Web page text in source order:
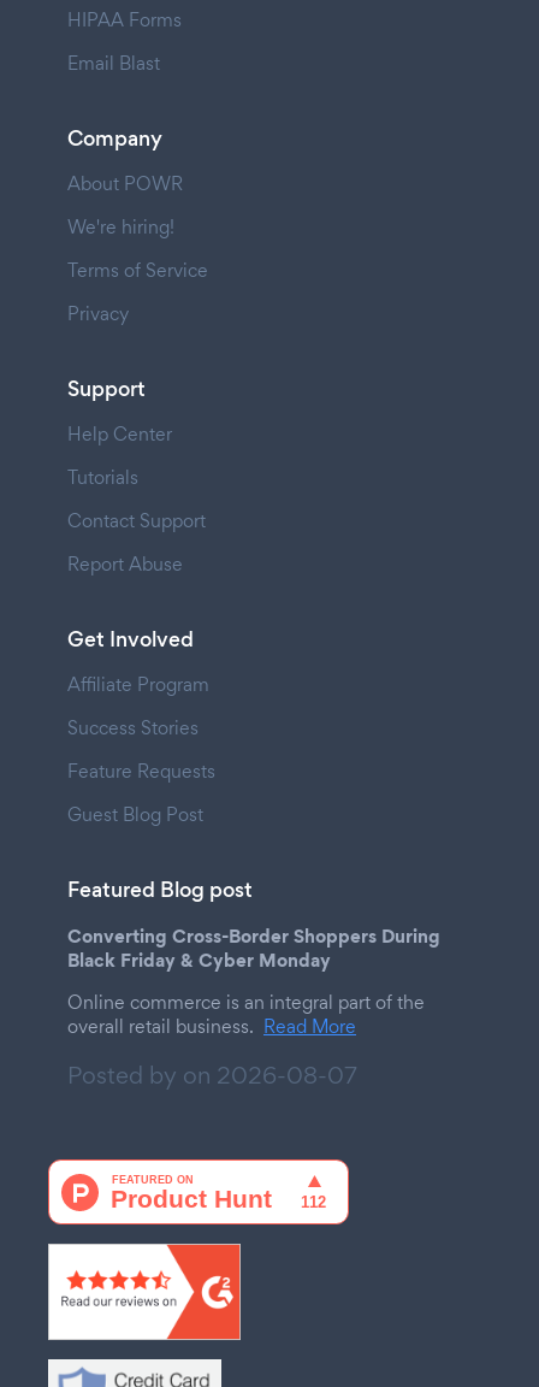
HIPAA Forms
Email Blast
Company
About POWR
We're hiring!
Terms of Service
Privacy
Support
Help Center
Tutorials
Contact Support
Report Abuse
Get Involved
Affiliate Program
Success Stories
Feature Requests
Guest Blog Post
Featured Blog post
Converting Cross-Border Shoppers During
Black Friday & Cyber Monday
Online commerce is an integral part of the
overall retail business. Read More
Posted by on 2026-08-07